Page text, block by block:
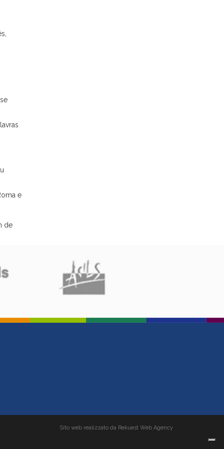
e
de
Sito web realizzato da Rekuest Web Agency